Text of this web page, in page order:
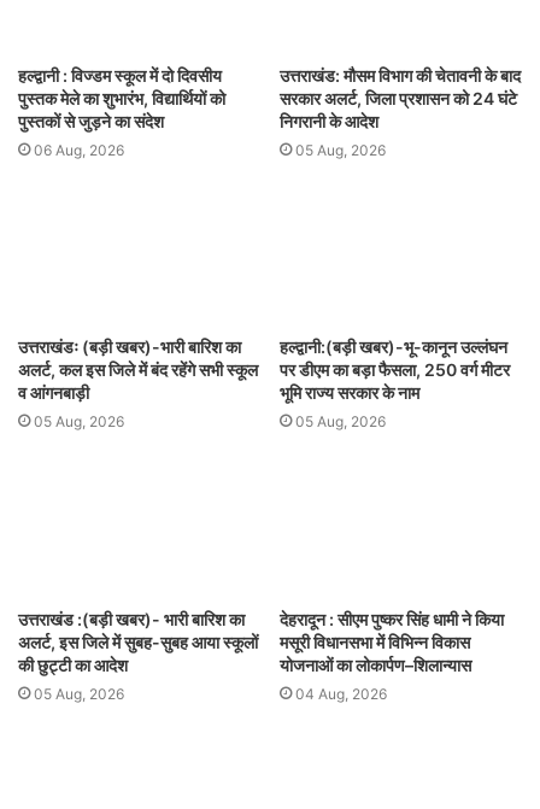
हल्द्वानी : विज्डम स्कूल में दो दिवसीय
पुस्तक मेले का शुभारंभ, विद्यार्थियों को
पुस्तकों से जुड़ने का संदेश
06 Aug, 2026
उत्तराखंड: मौसम विभाग की चेतावनी के बाद
सरकार अलर्ट, जिला प्रशासन को 24 घंटे
निगरानी के आदेश
05 Aug, 2026
उत्तराखंडः (बड़ी खबर)-भारी बारिश का
अलर्ट, कल इस जिले में बंद रहेंगे सभी स्कूल
व आंगनबाड़ी
05 Aug, 2026
हल्द्वानी:(बड़ी खबर)-भू-कानून उल्लंघन
पर डीएम का बड़ा फैसला, 250 वर्ग मीटर
भूमि राज्य सरकार के नाम
05 Aug, 2026
उत्तराखंड :(बड़ी खबर)- भारी बारिश का
अलर्ट, इस जिले में सुबह-सुबह आया स्कूलों
की छुट्टी का आदेश
05 Aug, 2026
देहरादून : सीएम पुष्कर सिंह धामी ने किया
मसूरी विधानसभा में विभिन्न विकास
योजनाओं का लोकार्पण–शिलान्यास
04 Aug, 2026